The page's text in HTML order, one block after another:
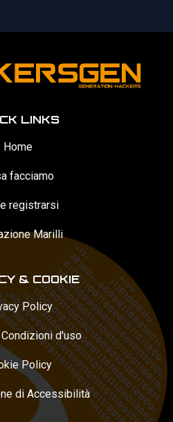
LINKS
Home
facciamo
registrarsi
Marilli
& COOKIE
Policy
d'uso
Policy
di Accessibilità